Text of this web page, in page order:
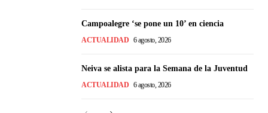
Campoalegre ‘se pone un 10’ en ciencia
ACTUALIDAD 6 agosto, 2026
Neiva se alista para la Semana de la Juventud
ACTUALIDAD 6 agosto, 2026